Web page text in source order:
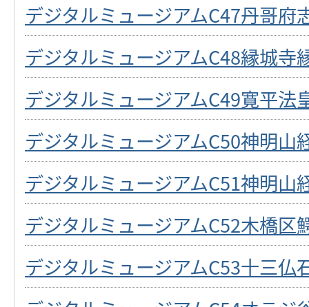
デジタルミュージアムC47丹哥府
デジタルミュージアムC48縁城寺
デジタルミュージアムC49寛平法
デジタルミュージアムC50神明山
デジタルミュージアムC51神明山
デジタルミュージアムC52木橋区
デジタルミュージアムC53十三仏